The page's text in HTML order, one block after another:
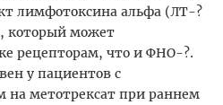
лимфотоксина альфа (ЛТ-?
который может
рецепторам, что и ФНО-?.
у пациентов с
на метотрексат при раннем